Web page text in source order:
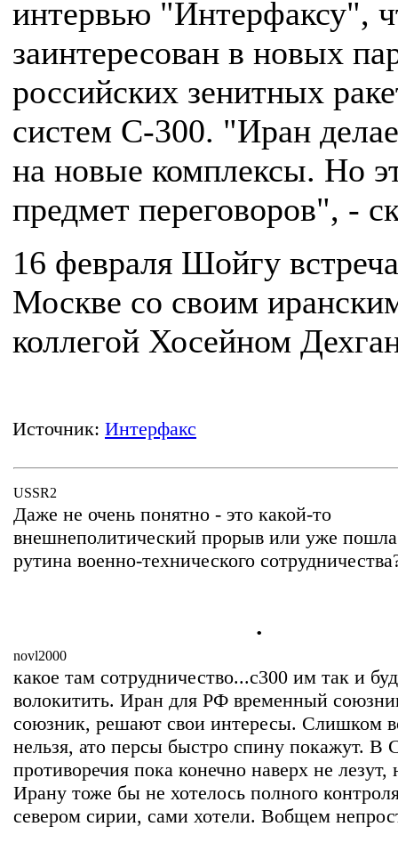
интервью "Интерфаксу",
заинтересован в новых
российских зенитных
систем С-300. "Иран
на новые комплексы. Но
предмет переговоров", -
16 февраля Шойгу
Москве со своим
коллегой Хосейном
Источник: Интерфакс
USSR2
Даже не очень понятно - это какой-то
внешнеполитический прорыв или уже
рутина военно-технического
.
novl2000
какое там сотрудничество...с300 им так и
волокитить. Иран для РФ временный
союзник, решают свои интересы. Слишком
нельзя, ато персы быстро спину покажут. В
противоречия пока конечно наверх не лезут,
Ирану тоже бы не хотелось полного
севером сирии, сами хотели. Вобщем